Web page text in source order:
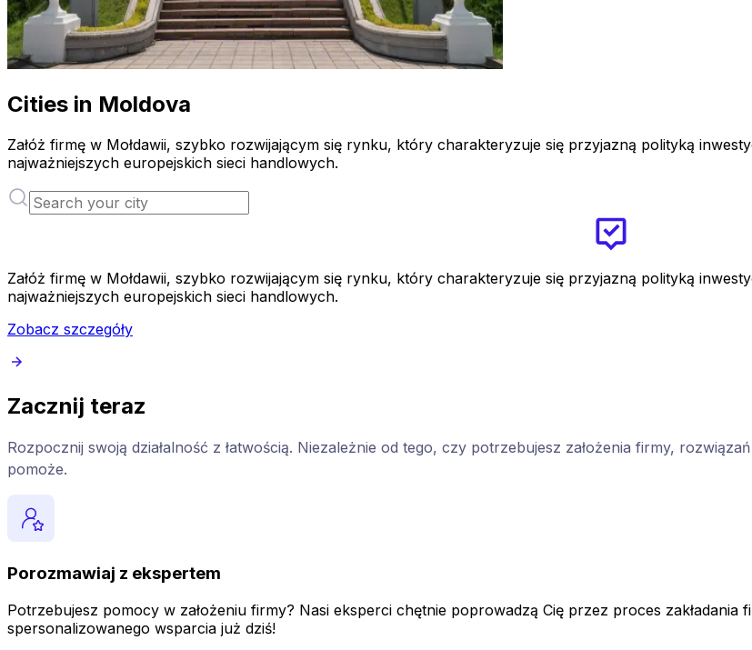
Cities in Moldova
Załóż firmę w Mołdawii, szybko rozwijającym się rynku, który charakteryzuje się przyjazną polityką
najważniejszych europejskich sieci handlowych.
Załóż firmę w Mołdawii, szybko rozwijającym się rynku, który charakteryzuje się przyjazną polityką
najważniejszych europejskich sieci handlowych.
Zobacz szczegóły
Zacznij teraz
Rozpocznij swoją działalność z łatwością. Niezależnie od tego, czy potrzebujesz założenia firmy,
pomoże.
Porozmawiaj z ekspertem
Potrzebujesz pomocy w założeniu firmy? Nasi eksperci chętnie poprowadzą Cię przez proces
spersonalizowanego wsparcia już dziś!